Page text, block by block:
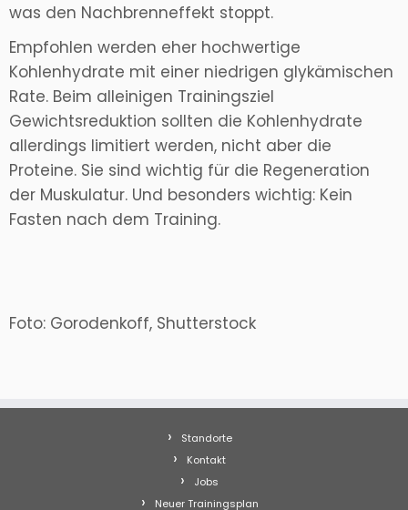
was den Nachbrenneffekt stoppt.
Empfohlen werden eher hochwertige
Kohlenhydrate mit einer niedrigen glykämischen
Rate. Beim alleinigen Trainingsziel
Gewichtsreduktion sollten die Kohlenhydrate
allerdings limitiert werden, nicht aber die
Proteine. Sie sind wichtig für die Regeneration
der Muskulatur. Und besonders wichtig: Kein
Fasten nach dem Training.
Foto: Gorodenkoff, Shutterstock
Standorte
Kontakt
Jobs
Neuer Trainingsplan